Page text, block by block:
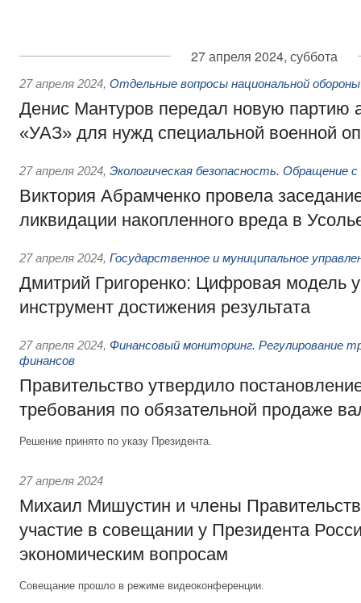
27 апреля 2024, суббота
27 апреля 2024, Отдельные вопросы национальной обороны
Денис Мантуров передал новую партию
«УАЗ» для нужд специальной военной
27 апреля 2024, Экологическая безопасность. Обращение
Виктория Абрамченко провела
ликвидации накопленного вреда в
27 апреля 2024, Государственное и муниципальное
Дмитрий Григоренко: Цифровая модель
инструмент достижения результата
27 апреля 2024, Финансовый мониторинг. Регулирование
финансов
Правительство утвердило
требования по обязательной продаже
Решение принято по указу Президента.
27 апреля 2024
Михаил Мишустин и члены
участие в совещании у Президента
экономическим вопросам
Совещание прошло в режиме видеоконференции.